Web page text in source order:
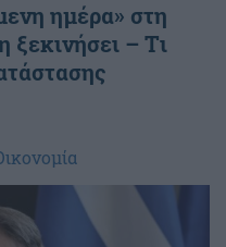
ημέρα» στη
ξεκινήσει – Tι